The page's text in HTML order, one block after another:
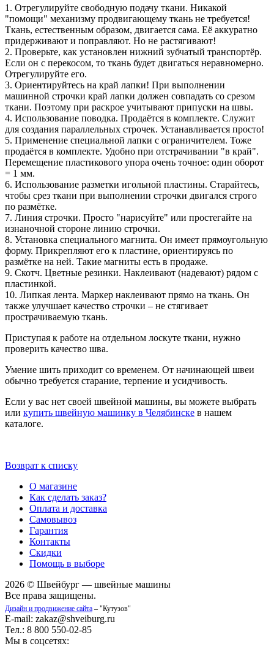
1. Отрегулируйте свободную подачу ткани. Никакой
"помощи" механизму продвигающему ткань не требуется!
Ткань, естественным образом, двигается сама. Её аккуратно
придерживают и поправляют. Но не растягивают!
2. Проверьте, как установлен нижний зубчатый транспортёр.
Если он с перекосом, то ткань будет двигаться неравномерно.
Отрегулируйте его.
3. Ориентируйтесь на край лапки! При выполнении
машинной строчки край лапки должен совпадать со срезом
ткани. Поэтому при раскрое учитывают припуски на швы.
4. Использование поводка. Продаётся в комплекте. Служит
для создания параллельных строчек. Устанавливается просто!
5. Применение специальной лапки с ограничителем. Тоже
продаётся в комплекте. Удобно при отстрачивании "в край".
Перемещение пластикового упора очень точное: один оборот
= 1 мм.
6. Использование разметки игольной пластины. Старайтесь,
чтобы срез ткани при выполнении строчки двигался строго
по размётке.
7. Линия строчки. Просто "нарисуйте" или простегайте на
изнаночной стороне линию строчки.
8. Установка специального магнита. Он имеет прямоугольную
форму. Прикрепляют его к пластине, ориентируясь по
размётке на ней. Такие магниты есть в продаже.
9. Скотч. Цветные резинки. Наклеивают (надевают) рядом с
пластинкой.
10. Липкая лента. Маркер наклеивают прямо на ткань. Он
также улучшает качество строчки – не стягивает
прострачиваемую ткань.
Приступая к работе на отдельном лоскуте ткани, нужно
проверить качество шва.
Умение шить приходит со временем. От начинающей швеи
обычно требуется старание, терпение и усидчивость.
Если у вас нет своей швейной машины, вы можете выбрать
или купить швейную машинку в Челябинске в нашем
каталоге.
Возврат к списку
О магазине
Как сделать заказ?
Оплата и доставка
Самовывоз
Гарантия
Контакты
Скидки
Помощь в выборе
2026 © Швейбург — швейные машины
Все права защищены.
Дизайн и продвижение сайта – "Кутузов"
E-mail: zakaz@shveiburg.ru
Тел.: 8 800 550-02-85
Мы в соцсетях: